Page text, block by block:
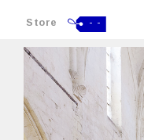
Store - -